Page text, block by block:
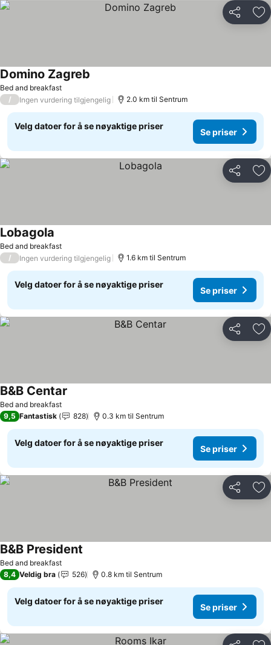
Del
Bed and breakfast
Domino Zagreb
/ Ingen vurdering tilgjengelig 2.0 km til Sentrum
Velg datoer for å se nøyaktige priser
Se priser
Del
Bed and breakfast
Lobagola
/ Ingen vurdering tilgjengelig 1.6 km til Sentrum
Velg datoer for å se nøyaktige priser
Se priser
Del
Bed and breakfast
B&B Centar
9,5 Fantastisk 828 0.3 km til Sentrum
Velg datoer for å se nøyaktige priser
Se priser
Del
Bed and breakfast
B&B President
8,4 Veldig bra 526 0.8 km til Sentrum
Velg datoer for å se nøyaktige priser
Se priser